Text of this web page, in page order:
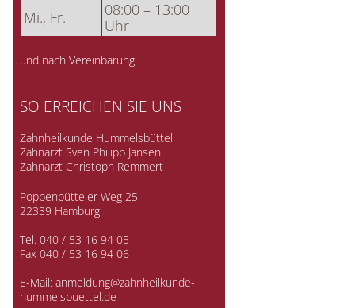
Mi., Fr.
08:00 – 13:00
Uhr
und nach Vereinbarung.
SO ERREICHEN SIE UNS
Zahnheilkunde Hummelsbüttel
Zahnarzt Sven Philipp Jansen
Zahnarzt Christoph Remmert
Poppenbütteler Weg 25
22339 Hamburg
Tel.040 / 53 16 94 05
Fax 040 / 53 16 94 06
E-Mail:anmeldung@zahnheilkunde-
hummelsbuettel.de